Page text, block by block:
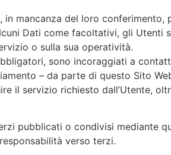
mancanza del loro conferimento,
Dati come facoltativi, gli Utenti
o sulla sua operatività.
sono incoraggiati a
– da parte di questo Sito
il servizio richiesto dall’Utente,
pubblicati o condivisi mediante
verso terzi.